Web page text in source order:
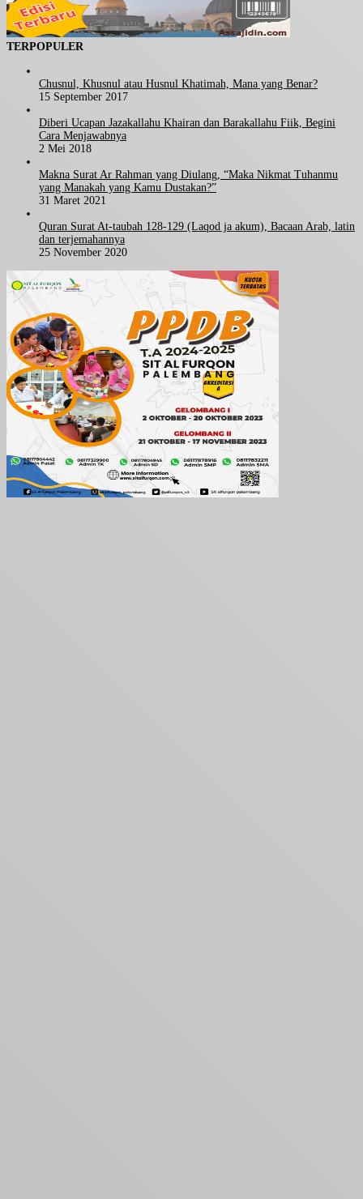
TERPOPULER
Chusnul, Khusnul atau Husnul Khatimah, Mana yang Benar?
15 September 2017
Diberi Ucapan Jazakallahu Khairan dan Barakallahu Fiik, Begini
Cara Menjawabnya
2 Mei 2018
Makna Surat Ar Rahman yang Diulang, “Maka Nikmat Tuhanmu
yang Manakah yang Kamu Dustakan?”
31 Maret 2021
Quran Surat At-taubah 128-129 (Laqod ja akum), Bacaan Arab, latin
dan terjemahannya
25 November 2020